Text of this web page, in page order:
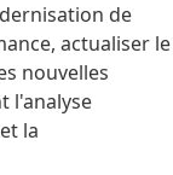
de
actualiser le
nouvelles
l'analyse
la